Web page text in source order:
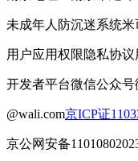
未成年人防沉迷系统米
用户应用权限隐私协议
开发者平台微信公众号
@wali.com京ICP证
京公网安备